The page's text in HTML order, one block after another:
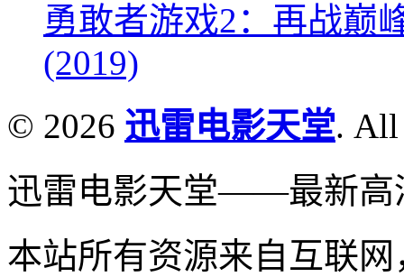
勇敢者游戏2：再战巅
(2019)
© 2026 迅雷电影天堂. All
迅雷电影天堂——最新高
本站所有资源来自互联